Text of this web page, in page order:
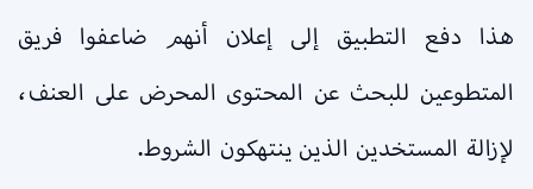
هذا دفع التطبيق إلى إعلان أنهم ضاعفوا فريق
المتطوعين للبحث عن المحتوى المحرض على العنف،
لإزالة المستخدين الذين ينتهكون الشروط.